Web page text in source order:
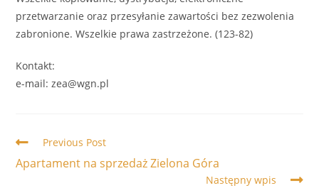
przetwarzanie oraz przesyłanie zawartości bez zezwolenia
zabronione. Wszelkie prawa zastrzeżone. (123-82)
Kontakt:
e-mail: zea@wgn.pl
Read
articles
Previous Post
Apartament na sprzedaż Zielona Góra
Następny wpis